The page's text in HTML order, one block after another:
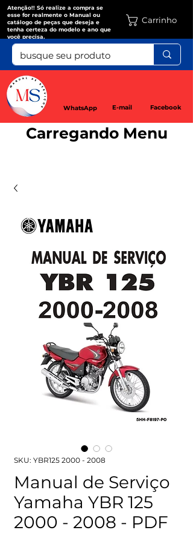
Atenção!! Só realize a compra se
esse for realmente o Manual ou
catálogo de peças que deseja e
tenha certeza do modelo e ano que
você precisa.
WhatsApp E-mail Facebook
Carrinho
Carregando Menu
SKU: YBR125 2000 - 2008
Manual de Serviço
Yamaha YBR 125
2000 - 2008 - PDF